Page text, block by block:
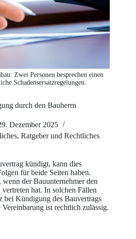
Zwei Personen besprechen einen
Schadensersatzregelungen.
durch den Bauherrn
Dezember 2025
, Ratgeber und Rechtliches
kündigt, kann dies
für beide Seiten haben.
der Bauunternehmer den
hat. In solchen Fällen
bei Kündigung des Bauvertrags
ist rechtlich zulässig.